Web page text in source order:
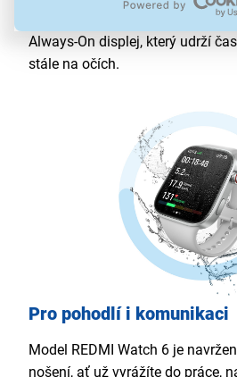
důležité informace.
Always-On displej, který udrží
stále na očích.
Pro pohodlí i komunikaci
Model REDMI Watch 6 je
nošení, ať už vyrážíte do práce,